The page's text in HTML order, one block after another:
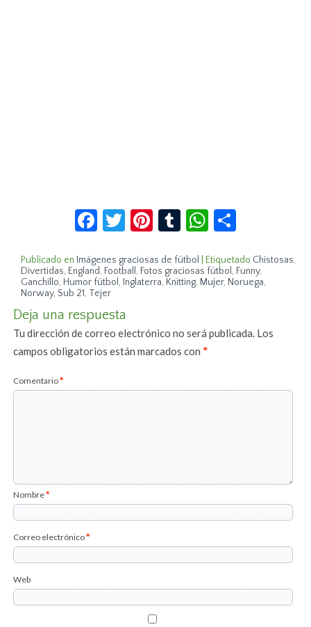
Facebook
Twitter
Pinterest
TumblrWhatsApp
Publicado en Imágenes graciosas de fútbol Etiquetado Chistosas,
Divertidas, England, Football , Fotos graciosas fútbol , Funny,
Ganchillo, Humor fútbol , Inglaterra, Knitting, Mujer, Noruega,
Norway, Sub 21, Tejer
Deja una respuesta
Tu dirección de correo electrónico no será publicada. Los
campos obligatorios están marcados con*
Comentario*
Nombre*
Correo electrónico*
Web